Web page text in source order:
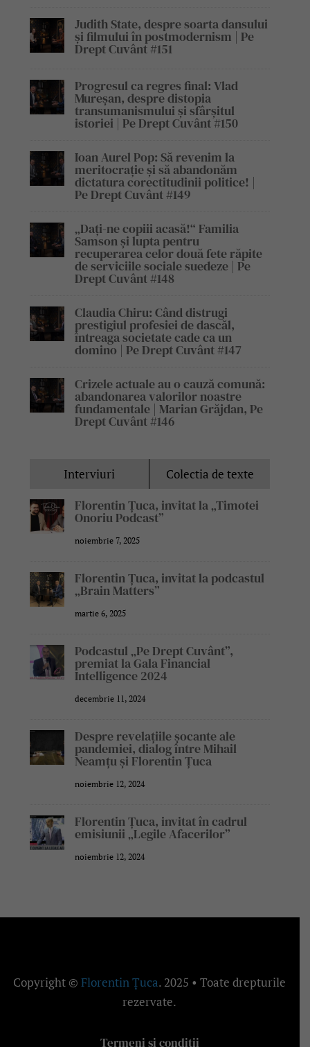
Judith State, despre soarta dansului
și filmului în postmodernism | Pe
Drept Cuvânt #151
Progresul ca regres final: Vlad
Mureșan, despre distopia
transumanismului și sfârșitul
istoriei | Pe Drept Cuvânt #150
Ioan Aurel Pop: Să revenim la
meritocrație și să abandonăm
dictatura corectitudinii politice! |
Pe Drept Cuvânt #149
„Dați-ne copiii acasă!“ Familia
Samson și lupta pentru
recuperarea celor două fete răpite
de serviciile sociale suedeze | Pe
Drept Cuvânt #148
Claudia Chiru: Când distrugi
prestigiul profesiei de dascăl,
întreaga societate cade ca un
domino | Pe Drept Cuvânt #147
Crizele actuale au o cauză comună:
abandonarea valorilor noastre
fundamentale | Marian Grăjdan, Pe
Drept Cuvânt #146
Interviuri Colectia de texte
Florentin Țuca, invitat la „Timotei
Onoriu Podcast”
noiembrie 7, 2025
Florentin Țuca, invitat la podcastul
„Brain Matters”
martie 6, 2025
Podcastul „Pe Drept Cuvânt”,
premiat la Gala Financial
Intelligence 2024
decembrie 11, 2024
Despre revelațiile șocante ale
pandemiei, dialog între Mihail
Neamțu și Florentin Țuca
noiembrie 12, 2024
Florentin Țuca, invitat în cadrul
emisiunii „Legile Afacerilor”
noiembrie 12, 2024
Copyright ©Florentin Țuca. 2025 • Toate drepturile
rezervate.
Termeni și condiții